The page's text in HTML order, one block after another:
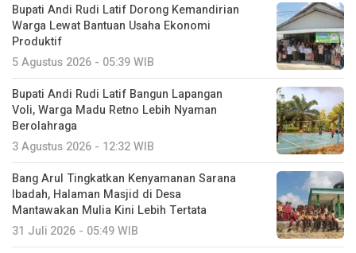
Bupati Andi Rudi Latif Dorong Kemandirian
Warga Lewat Bantuan Usaha Ekonomi
Produktif
5 Agustus 2026 - 05:39 WIB
Bupati Andi Rudi Latif Bangun Lapangan
Voli, Warga Madu Retno Lebih Nyaman
Berolahraga
3 Agustus 2026 - 12:32 WIB
Bang Arul Tingkatkan Kenyamanan Sarana
Ibadah, Halaman Masjid di Desa
Mantawakan Mulia Kini Lebih Tertata
31 Juli 2026 - 05:49 WIB